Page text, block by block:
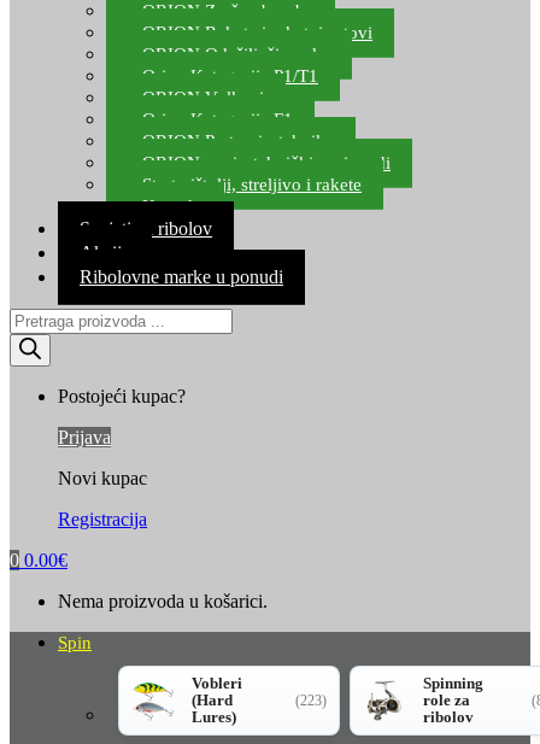
ORION Zračne bombe
ORION Rakete i raketni setovi
ORION Odašiljači zvuka
Orion Kategorija P1/T1
ORION Vulkani
Orion Kategorija F1
ORION Party pirotehnika
ORION nepirotehnički proizvodi
Start pištolji, streljivo i rakete
Kontakt
Savjeti za ribolov
Akcija
Ribolovne marke u ponudi
Products
search
Postojeći kupac?
Prijava
Novi kupac
Registracija
0 0.00€
Nema proizvoda u košarici.
Spin
Vobleri
(Hard
Lures)
(223)
Spinning
role za
ribolov